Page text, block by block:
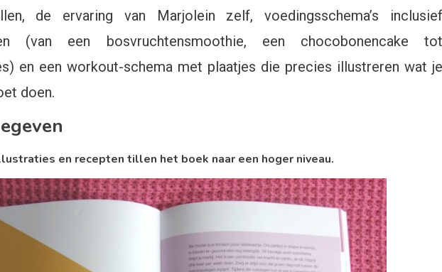
de ervaring van Marjolein zelf, voedingsschema’s inclusief
(van een bosvruchtensmoothie, een chocobonencake tot
en een workout-schema met plaatjes die precies illustreren wat je
doen.
en recepten tillen het boek naar een hoger niveau.